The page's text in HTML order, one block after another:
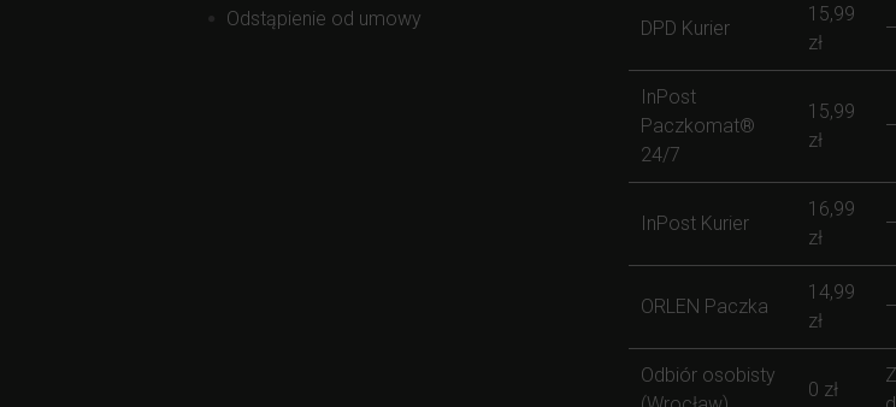
Odstąpienie od umowy
DPD Kurier
15,99
zł
InPost
Paczkomat®
24/7
15,99
zł
InPost Kurier
16,99
zł
ORLEN Paczka
14,99
zł
Odbiór osobisty
0 zł